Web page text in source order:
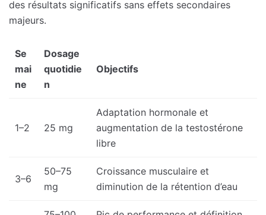
des résultats significatifs sans effets secondaires
majeurs.
Se
mai
ne
Dosage
quotidie
n
Objectifs
1–2 25 mg
Adaptation hormonale et
augmentation de la testostérone
libre
3–6
50–75
mg
Croissance musculaire et
diminution de la rétention d’eau